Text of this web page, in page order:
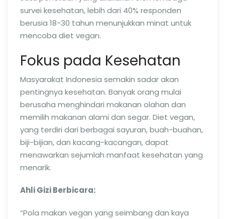
survei kesehatan, lebih dari 40% responden
berusia 18-30 tahun menunjukkan minat untuk
mencoba diet vegan.
Fokus pada Kesehatan
Masyarakat Indonesia semakin sadar akan
pentingnya kesehatan. Banyak orang mulai
berusaha menghindari makanan olahan dan
memilih makanan alami dan segar. Diet vegan,
yang terdiri dari berbagai sayuran, buah-buahan,
biji-bijian, dan kacang-kacangan, dapat
menawarkan sejumlah manfaat kesehatan yang
menarik.
Ahli Gizi Berbicara:
“Pola makan vegan yang seimbang dan kaya